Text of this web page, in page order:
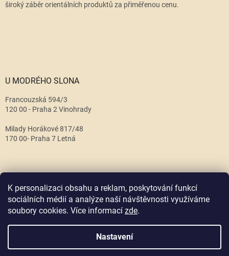
K personalizaci obsahu a reklam, poskytování funkcí
sociálních médií a analýze naší návštěvnosti využíváme
soubory cookies. Více informací zde.
Nastavení
široký záběr orientálních produktů za přiměřenou cenu.
U MODRÉHO SLONA
Francouzská 594/3
120 00 - Praha 2 Vinohrady
Milady Horákové 817/48
170 00- Praha 7 Letná